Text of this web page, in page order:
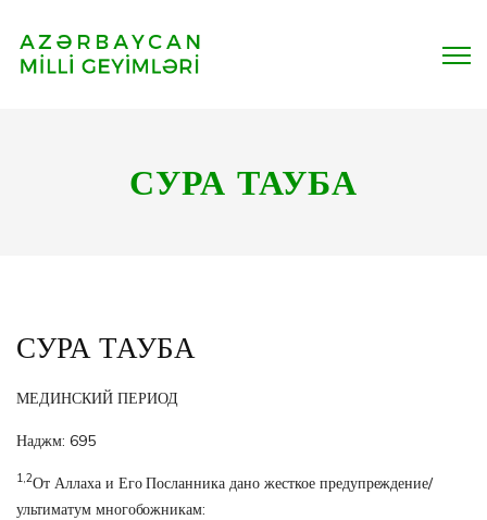
СУРА ТАУБА
СУРА ТАУБА
МЕДИНСКИЙ ПЕРИОД
Наджм: 695
1,2От Аллаха и Его Посланника дано жесткое предупреждение/
ультиматум многобожникам: